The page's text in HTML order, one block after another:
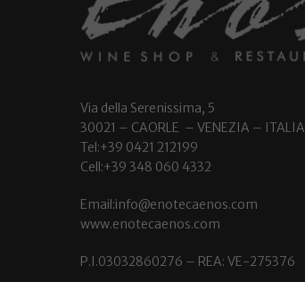
Via della Serenissima, 5
30021 – CAORLE – VENEZIA – ITALIA
Tel:+39 0421 212199
Cell:+39 348 060 4332
Email:info@enotecaenos.com
www.enotecaenos.com
P.I.03032860276 – REA: VE-275376